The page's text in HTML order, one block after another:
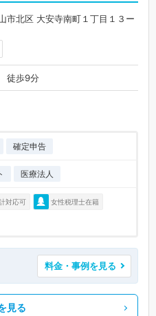
市北区 大安寺南町１丁目１３ー
徒歩9分
確定申告
医療法人
対応可 女性税理士在籍
料金・事例を見る
見る